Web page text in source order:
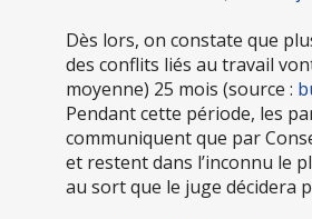
Dès lors, on constate que
des conflits liés au travail
moyenne) 25 mois (source :
Pendant cette période, les
communiquent que par
et restent dans l’inconnu le
au sort que le juge décidera